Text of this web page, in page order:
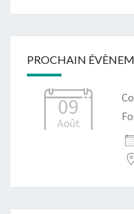
PROCHAIN
09
Août